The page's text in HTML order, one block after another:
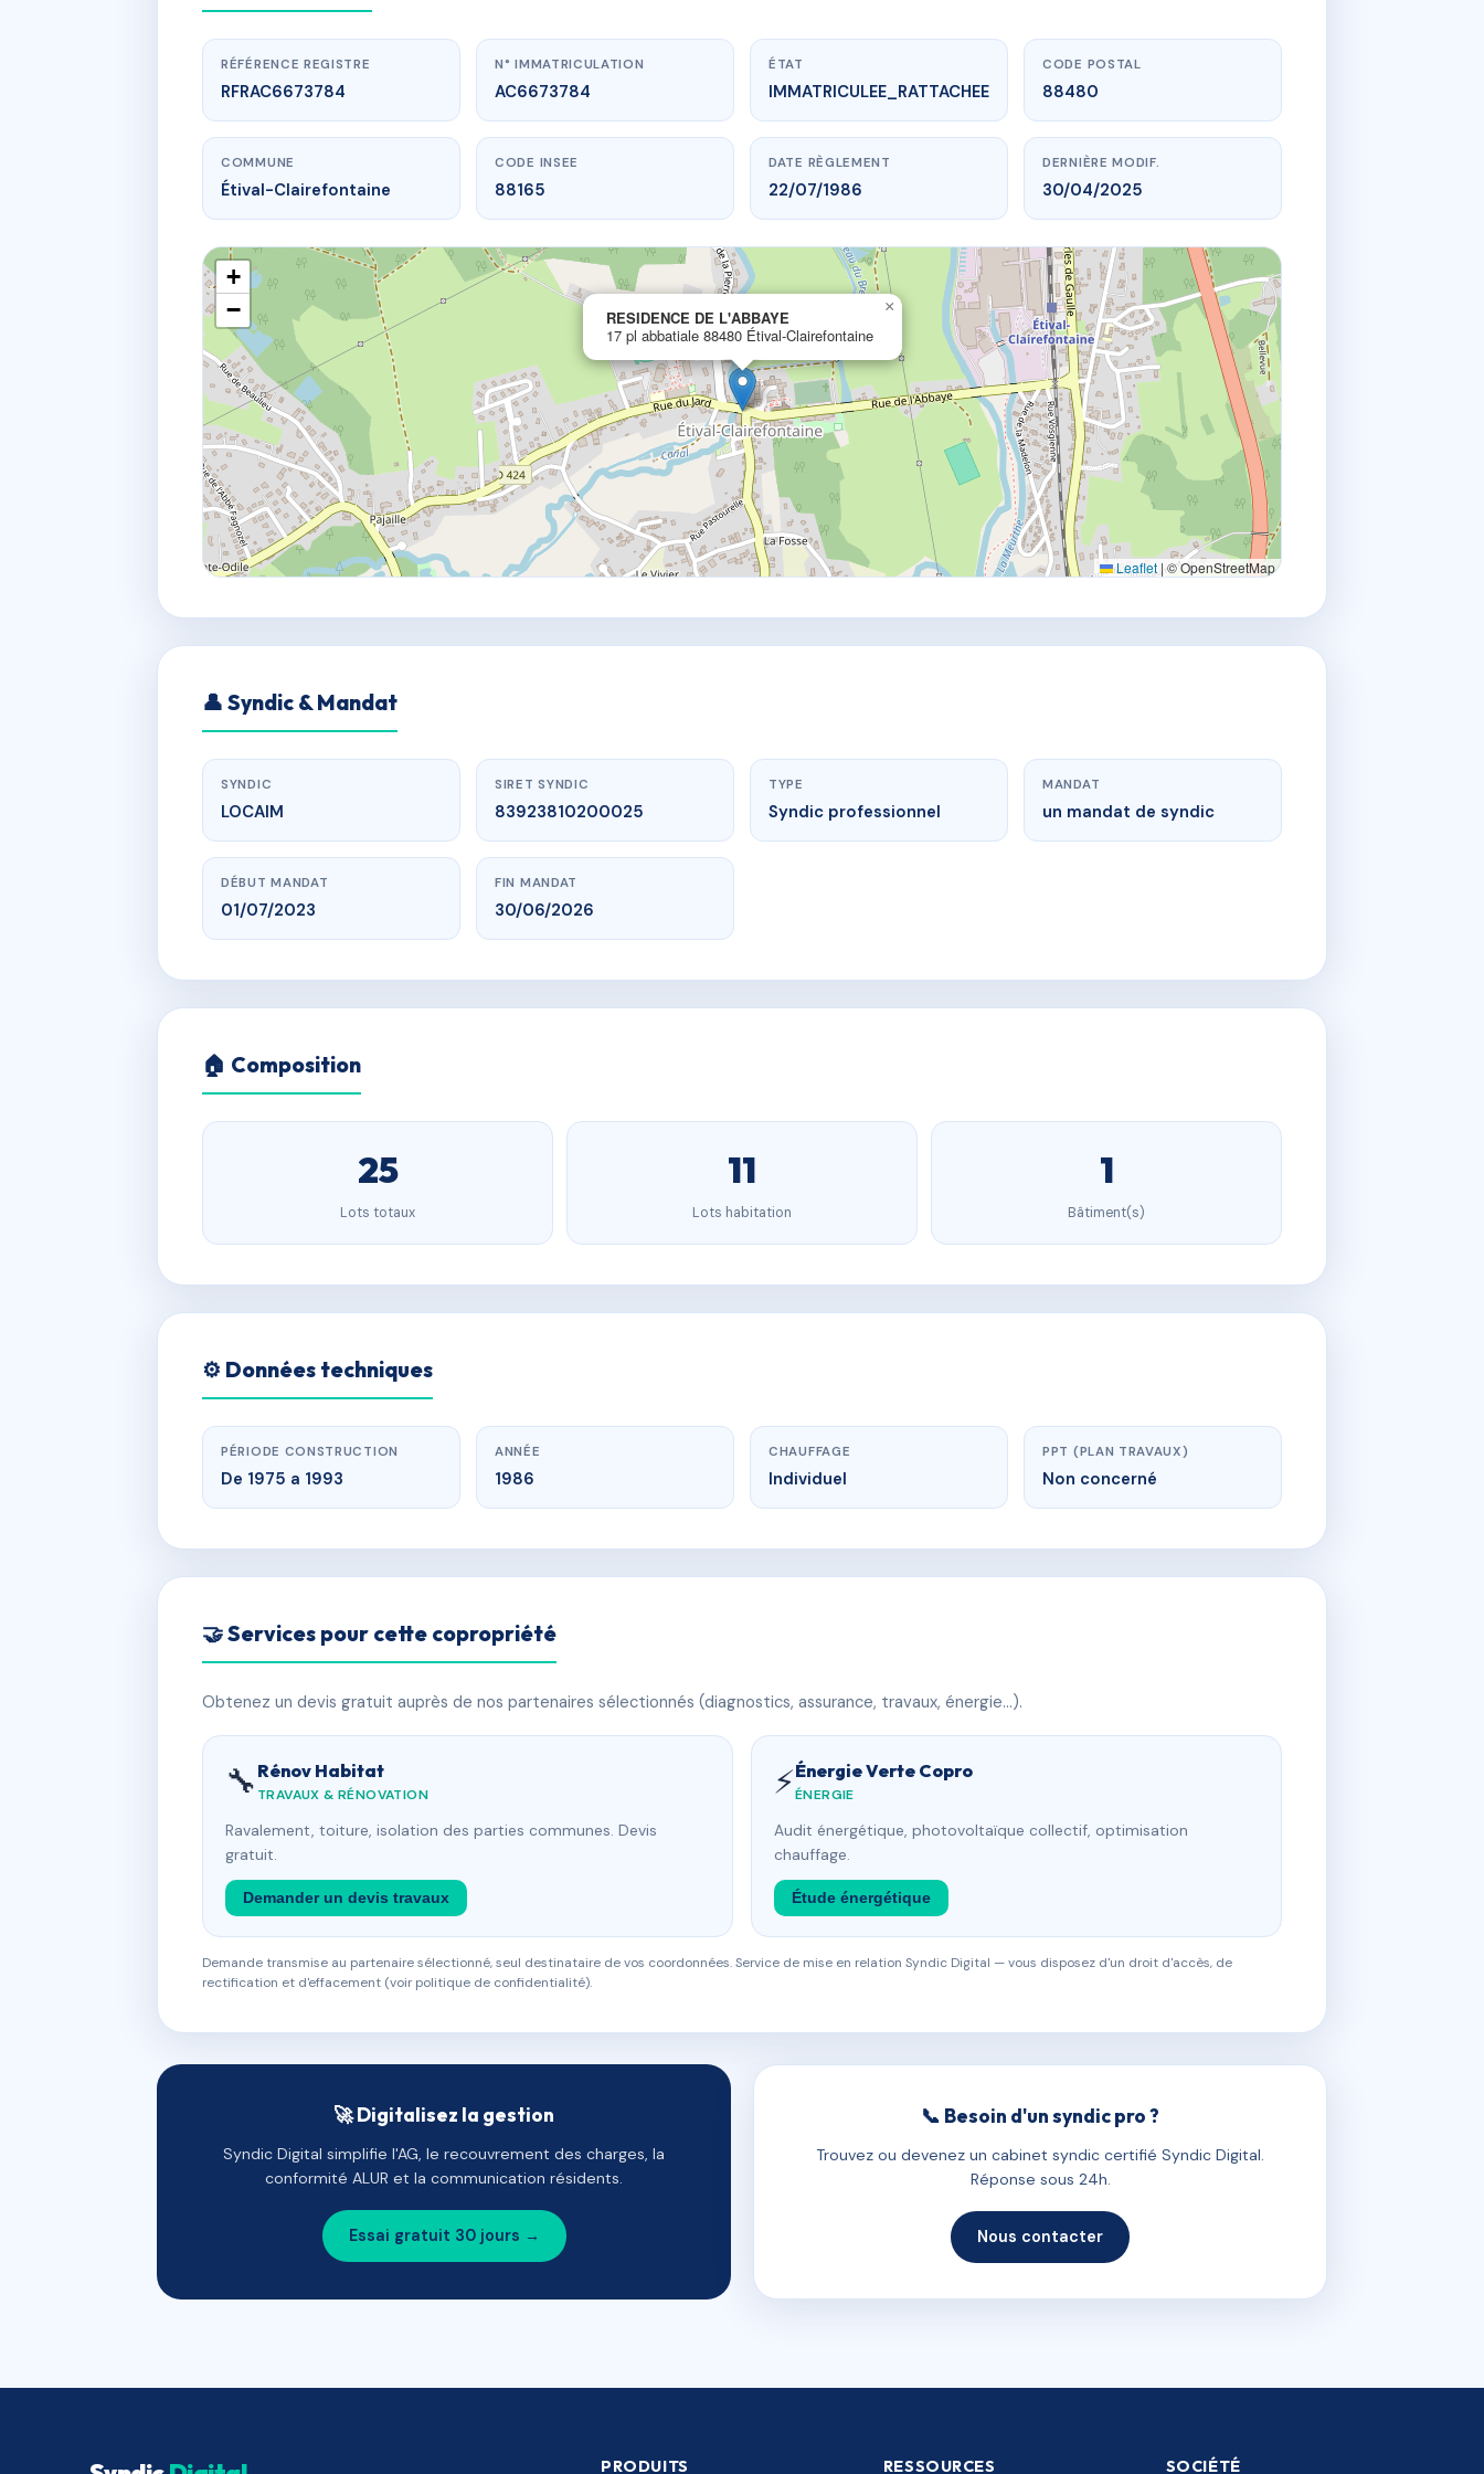
www.vme.plus/AC6673784
RESIDENCE DE L'ABBAYE
17 pl abbatiale
88480 Étival-Clairefontaine
RÉFÉRENCE REGISTRE
RFRAC6673784
N° IMMATRICULATION
AC6673784
ÉTAT
IMMATRICULEE_RATTACHEE
CODE POSTAL
88480
COMMUNE
Étival-Clairefontaine
CODE INSEE
88165
DATE RÈGLEMENT
22/07/1986
DERNIÈRE MODIF.
30/04/2025
RESIDENCE DE L'ABBAYE
17 pl abbatiale 88480 Étival-Clairefontaine
×
+
−
Leaflet |© OpenStreetMap
👤 Syndic & Mandat
SYNDIC
LOCAIM
SIRET SYNDIC
83923810200025
TYPE
Syndic professionnel
MANDAT
un mandat de syndic
DÉBUT MANDAT
01/07/2023
FIN MANDAT
30/06/2026
🏠 Composition
25
Lots totaux
11
Lots habitation
1
Bâtiment(s)
⚙️ Données techniques
PÉRIODE CONSTRUCTION
De 1975 a 1993
ANNÉE
1986
CHAUFFAGE
Individuel
PPT (PLAN TRAVAUX)
Non concerné
🤝 Services pour cette copropriété
Obtenez un devis gratuit auprès de nos partenaires sélectionnés (diagnostics, assurance, travaux, énergie…).
🔧 Rénov Habitat
TRAVAUX & RÉNOVATION
Ravalement, toiture, isolation des parties communes. Devis
gratuit.
Demander un devis travaux
⚡Énergie Verte Copro
ÉNERGIE
Audit énergétique, photovoltaïque collectif, optimisation
chauffage.
Étude énergétique
Demande transmise au partenaire sélectionné, seul destinataire de vos coordonnées. Service de mise en relation Syndic Digital — vous disposez d'un droit d'accès, de
rectification et d'effacement (voir politique de confidentialité).
🚀 Digitalisez la gestion
Syndic Digital simplifie l'AG, le recouvrement des charges, la
conformité ALUR et la communication résidents.
Essai gratuit 30 jours →
📞 Besoin d'un syndic pro ?
Trouvez ou devenez un cabinet syndic certifié Syndic Digital.
Réponse sous 24h.
Nous contacter
PRODUITS RESSOURCES SOCIÉTÉ